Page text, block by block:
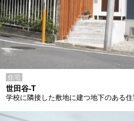
住宅
世田谷-T
学校に隣接した敷地に建つ地下のある